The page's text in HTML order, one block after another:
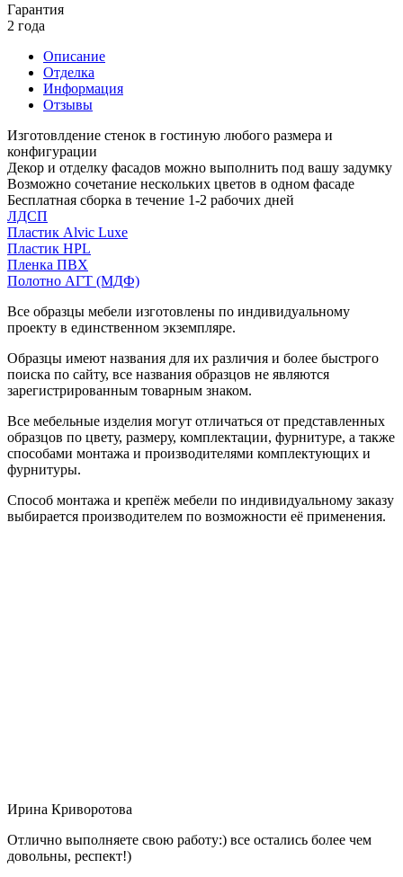
Гарантия
2 года
Описание
Отделка
Информация
Отзывы
Изготовлдение стенок в гостиную любого размера и
конфигурации
Декор и отделку фасадов можно выполнить под вашу задумку
Возможно сочетание нескольких цветов в одном фасаде
Бесплатная сборка в течение 1-2 рабочих дней
ЛДСП
Пластик Alvic Luxe
Пластик HPL
Пленка ПВХ
Полотно АГТ (МДФ)
Все образцы мебели изготовлены по индивидуальному
проекту в единственном экземпляре.
Образцы имеют названия для их различия и более быстрого
поиска по сайту, все названия образцов не являются
зарегистрированным товарным знаком.
Все мебельные изделия могут отличаться от представленных
образцов по цвету, размеру, комплектации, фурнитуре, а также
способами монтажа и производителями комплектующих и
фурнитуры.
Способ монтажа и крепёж мебели по индивидуальному заказу
выбирается производителем по возможности её применения.
Ирина Криворотова
Отлично выполняете свою работу:) все остались более чем
довольны, респект!)